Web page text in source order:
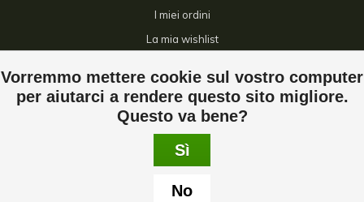
Vorremmo mettere cookie sul vostro computer
per aiutarci a rendere questo sito migliore.
Questo va bene?
Sì
No
I miei ordini
La mia wishlist
Tutti i prodotti
Dyvelopment